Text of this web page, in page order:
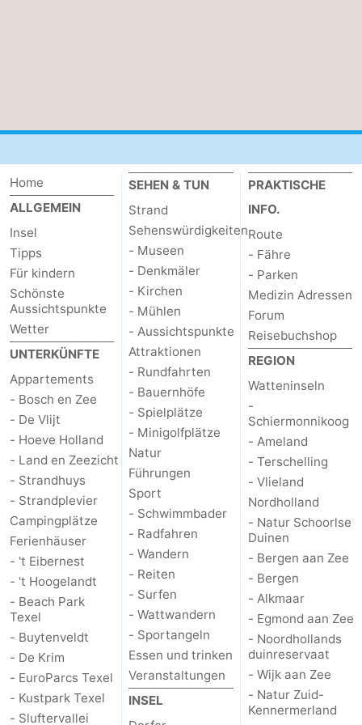
trinken
Praktisch
Route
-
Fähre
-
Inselhüpfen
Reisebuchshop
Medizin
Adressen
Region
Watteninseln
-
Schiermonnikoog
-
Ameland
Terschelling
-
Vlieland
Nordholland
-
Natur
-
Home
ALLGEMEIN
Insel
Tipps
Für kindern
Schönste
Aussichtspunkte
Wetter
UNTERKÜNFTE
Appartements
- Bosch en Zee
- De Vlijt
- Hoeve Holland
- Land en Zeezicht
- Strandhuys
- Strandplevier
Campingplätze
Ferienhäuser
- 't Eibernest
- 't Hoogelandt
- Beach Park
Texel
- Buytenveldt
- De Krim
- EuroParcs Texel
- Kustpark Texel
- Sluftervallei
SEHEN & TUN
Strand
Sehenswürdigkeiten
- Museen
- Denkmäler
- Kirchen
- Mühlen
- Aussichtspunkte
Attraktionen
- Rundfahrten
- Bauernhöfe
- Spielplätze
- Minigolfplätze
Natur
Führungen
Sport
- Schwimmbader
- Radfahren
- Wandern
- Reiten
- Surfen
- Wattwandern
- Sportangeln
Essen und trinken
Veranstaltungen
INSEL
PRAKTISCHE
INFO.
Route
- Fähre
- Parken
Medizin Adressen
Forum
Reisebuchshop
REGION
Watteninseln
-
Schiermonnikoog
- Ameland
- Terschelling
- Vlieland
Nordholland
- Natur Schoorlse
Duinen
- Bergen aan Zee
- Bergen
- Alkmaar
- Egmond aan Zee
- Noordhollands
duinreservaat
- Wijk aan Zee
- Natur Zuid-
Kennermerland